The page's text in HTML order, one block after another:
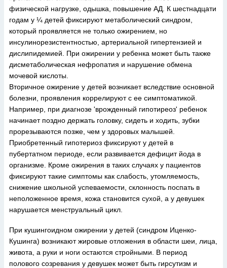
физической нагрузке, одышка, повышение АД. К шестнадцати
годам у ¼ детей фиксируют метаболический синдром,
который проявляется не только ожирением, но
инсулинорезистентностью, артериальной гипертензией и
дислипидемией. При ожирении у ребенка может быть также
дисметаболическая нефропатия и нарушение обмена
мочевой кислоты.
Вторичное ожирение у детей возникает вследствие основной
болезни, проявления коррелируют с ее симптоматикой.
Например, при диагнозе 'врожденный гипотиреоз' ребенок
начинает поздно держать головку, сидеть и ходить, зубки
прорезываются позже, чем у здоровых малышей.
Приобретенный гипотериоз фиксируют у детей в
пубертатном периоде, если развивается дефицит йода в
организме. Кроме ожирения в таких случаях у пациентов
фиксируют такие симптомы как слабость, утомляемость,
снижение школьной успеваемости, склонность поспать в
неположенное время, кожа становится сухой, а у девушек
нарушается менструальный цикл.
При кушингоидном ожирении у детей (синдром Иценко-
Кушинга) возникают жировые отложения в области шеи, лица,
живота, а руки и ноги остаются стройными. В период
полового созревания у девушек может быть гирсутизм и